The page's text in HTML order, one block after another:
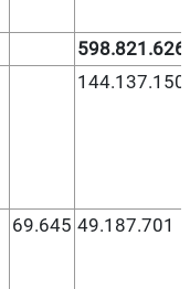
598.821.626
144.137.150
69.645 49.187.701